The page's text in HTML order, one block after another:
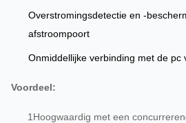
Overstromingsdetectie en -
afstroompoort
Onmiddellijke verbinding met de pc
Voordeel:
1Hoogwaardig met een